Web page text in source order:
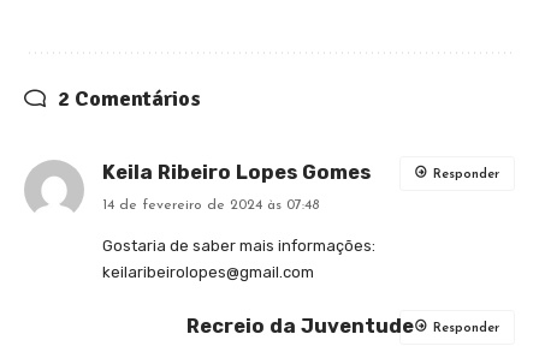
2 Comentários
Keila Ribeiro Lopes Gomes
14 de fevereiro de 2024 às 07:48
Gostaria de saber mais informações:
keilaribeirolopes@gmail.com
Responder
Recreio da Juventude Responder